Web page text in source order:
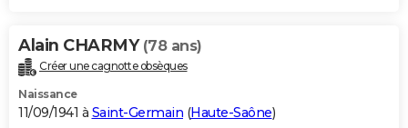
Alain CHARMY (78 ans)
Créer une cagnotte obsèques
Naissance
11/09/1941 à Saint-Germain (Haute-Saône)